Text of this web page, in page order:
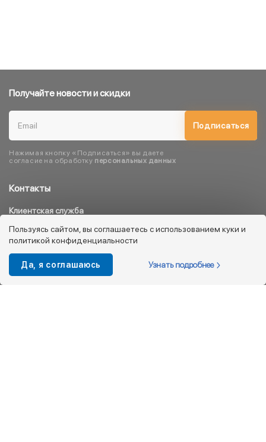
Контакты
Клиентская служба
8 800 333 08 45
info@kotofey.ru
Магазины в Москва (50)
Получайте новости и скидки
Подписаться
Нажимая кнопку «Подписаться» вы даете
согласие на обработку персональных данных
Пользуясь сайтом, вы соглашаетесь с использованием куки и
политикой конфиденциальности
Да, я соглашаюсь Узнать подробнее